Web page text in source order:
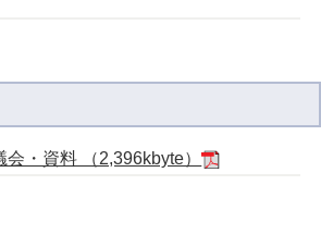
会・資料 （2,396kbyte）